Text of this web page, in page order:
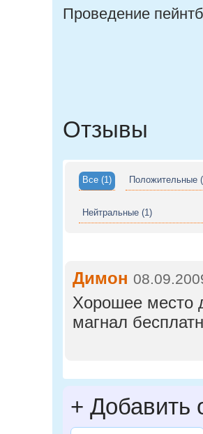
Проведение
Отзывы
Все (1) Положительные
Нейтральные(1)
Димон
Хорошее место
магнал
+ Добавить